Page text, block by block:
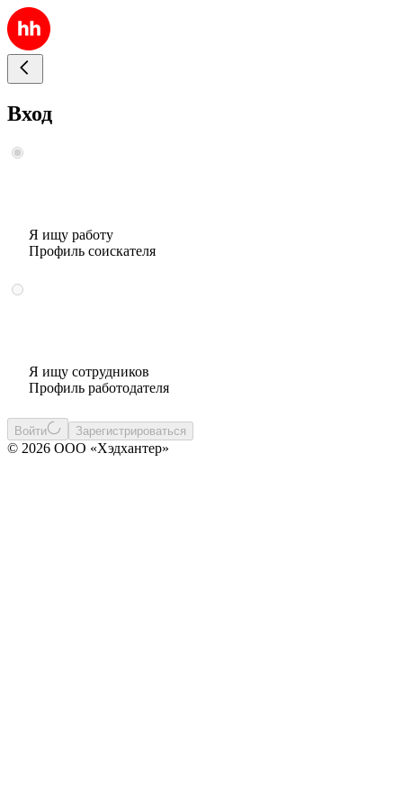
Вход
Я ищу работу
Профиль соискателя
Я ищу сотрудников
Профиль работодателя
Войти Зарегистрироваться
© 2026 ООО «Хэдхантер»